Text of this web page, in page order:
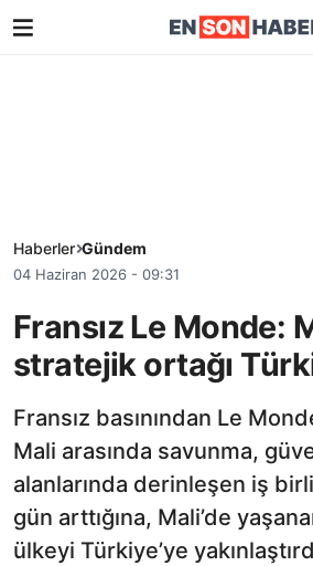
Haberler Gündem
04 Haziran 2026 - 09:31
Fransız Le Monde:
stratejik ortağı
Fransız basınından Le
Mali arasında savunma,
alanlarında derinleşen iş
gün arttığına, Mali’de
ülkeyi Türkiye’ye